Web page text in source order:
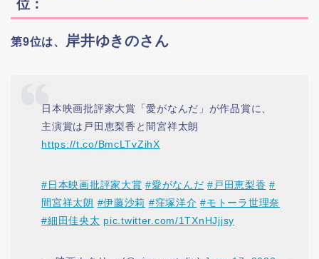
位：
第9位は、 岸井ゆきのさん
日本映画批評家大賞「愛がなんだ」が作品賞に、
主演賞は戸田恵梨香と間宮祥太朗
https://t.co/BmcLTvZihX
#日本映画批評家大賞 #愛がなんだ #戸田恵梨香 #
間宮祥太朗 #伊藤沙莉 #窪塚洋介 #モトーラ世理奈
#細田佳央太 pic.twitter.com/1TXnHJjjsy